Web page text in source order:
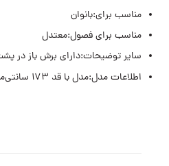
مناسب برای:بانوان
مناسب برای فصول:معتدل
سایر توضیحات:دارای برش باز در
اطلاعات مدل:مدل با قد ۱۷۳ سانتی‌متر و وزن ۵۱ کیلوگرم است.